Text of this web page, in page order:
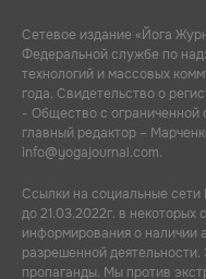
Сетевое издание «Йога
Федеральной службе по
технологий и массовых
года. Свидетельство о
- Общество с ограниченной
главный редактор –
info@yogajournal.com.
Ссылки на социальные
до 21.03.2022г. в некоторых
информирования о наличии
разрешенной
пропаганды. Мы против